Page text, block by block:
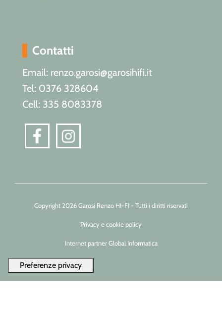
Contatti
Email: renzo.garosi@garosihifi.it
Tel: 0376 328604
Cell: 335 8083378
Copyright 2026 Garosi Renzo HI-FI - Tutti i diritti riservati
Privacy e cookie policy
Internet partner Global Informatica